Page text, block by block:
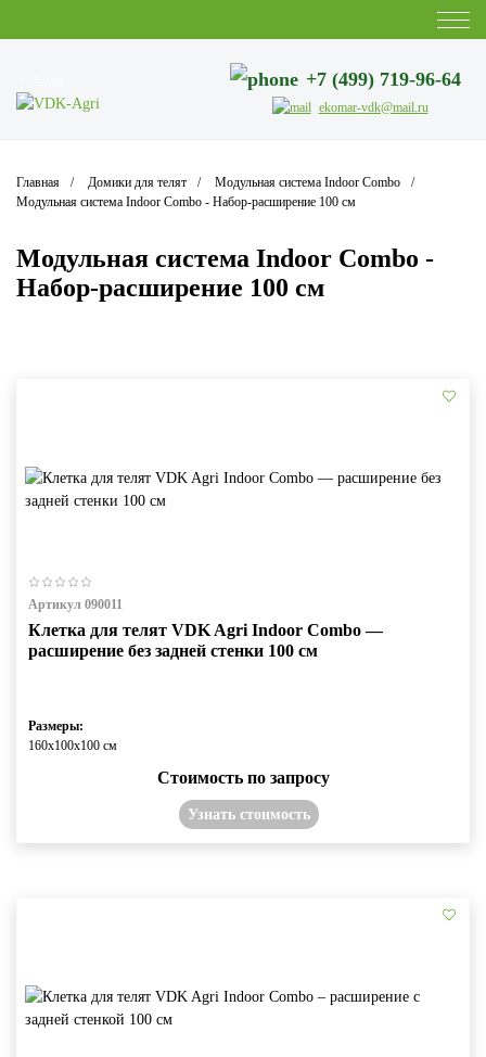
+7 (499) 719-96-64
ekomar-vdk@mail.ru
Главная Домики для телят
Модульная система Indoor Combo
Модульная система Indoor Combo - Набор-расширение 100 см
Модульная система Indoor Combo -
Набор-расширение 100 см
Артикул 090011
Клетка для телят VDK Agri Indoor Combo —
расширение без задней стенки 100 см
Размеры:
160х100х100 см
Стоимость по запросу
Узнать стоимость